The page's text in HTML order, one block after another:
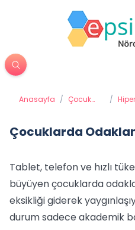
Anasayfa / Çocuk
/
Çocuklarda
Tablet, telefon ve hızlı
büyüyen çocuklarda
eksikliği giderek
durum sadece akademik